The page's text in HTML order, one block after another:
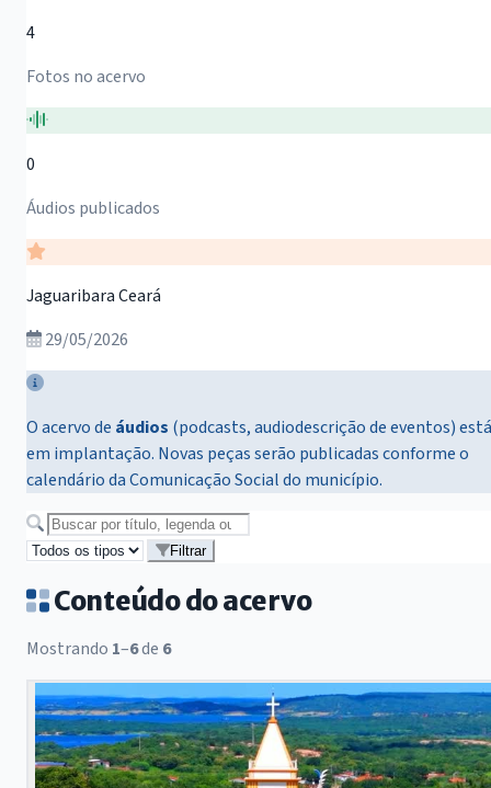
4
Fotos no acervo
0
Áudios publicados
Jaguaribara Ceará
29/05/2026
O acervo de áudios (podcasts, audiodescrição de eventos) está
em implantação. Novas peças serão publicadas conforme o
calendário da Comunicação Social do município.
Buscar no acervo
Filtrar
Conteúdo do acervo
Mostrando 1–6de 6